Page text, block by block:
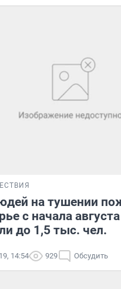
на тушении
с начала августа
до 1,5 тыс. чел.
14:54 929 Обсудить